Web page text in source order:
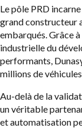
Le pôle PRD
grand constructeur
embarqués. Grâce
industrielle du
performants,
millions de
Au-delà de la
un véritable
et automatisation